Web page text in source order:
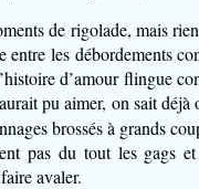
de rigolade, mais
entre les débordements
d’amour flingue
pu aimer, on sait
brossés à grands
pas du tout les gags
avaler.